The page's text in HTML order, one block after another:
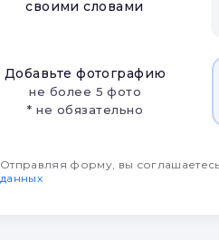
своими словами
Добавьте фотографию
не более 5 фото
* не обязательно
Отправляя форму, вы
данных